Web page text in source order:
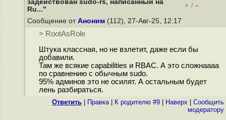
задействован sudo-rs, написанный на
Ru..."
+ / –
Сообщение от Аноним (112), 27-Авг-25, 12:17
> RootAsRole
Штука классная, но не взлетит, даже если бы
добавили.
Там же всякие capabilities и RBAC. А это сложнаааа
по сравнению с обычным sudo.
95% админов это не осилят. А остальным будет
лень разбираться.
Ответить Правка| К родителю #9 Наверх
Cообщить
модератору